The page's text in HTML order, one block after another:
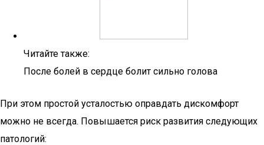
Читайте также:
После болей в сердце болит сильно голова
При этом простой усталостью оправдать дискомфорт
можно не всегда. Повышается риск развития следующих
патологий: